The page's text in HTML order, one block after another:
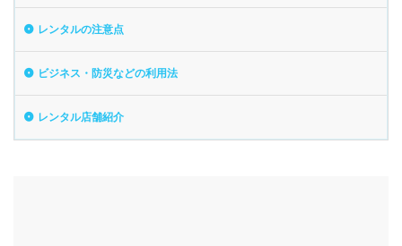
レンタルの注意点
ビジネス・防災などの利用法
レンタル店舗紹介